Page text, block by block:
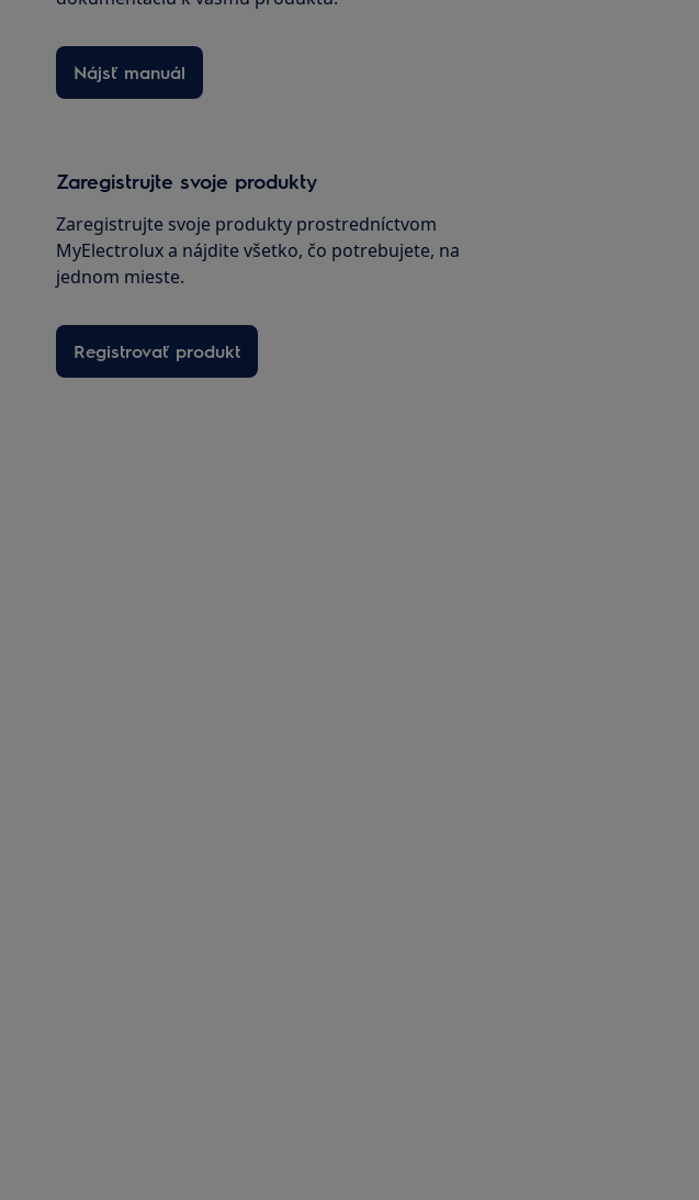
Nájsť manuál
Zaregistrujte svoje produkty
Zaregistrujte svoje produkty prostredníctvom
MyElectrolux a nájdite všetko, čo potrebujete, na
jednom mieste.
Registrovať produkt